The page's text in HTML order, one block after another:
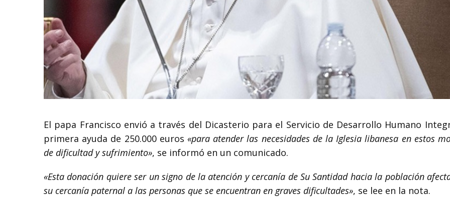
El papa Francisco envió a través del Dicasterio para el Servicio de Desarrollo Humano
primera ayuda de 250.000 euros «para atender las necesidades de la Iglesia libanesa en estos
de dificultad y sufrimiento», se informó en un comunicado.
«Esta donación quiere ser un signo de la atención y cercanía de Su Santidad hacia la población
su cercanía paternal a las personas que se encuentran en graves dificultades», se lee en la nota.